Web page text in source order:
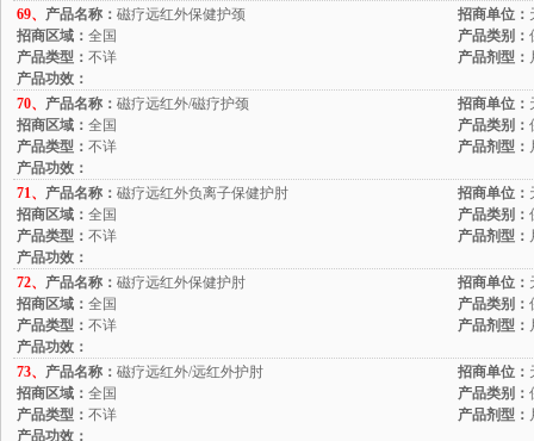
69、 产品名称： 磁疗远红外保健护颈 招商单位：
招商区域： 全国 产品类别：
产品类型： 不详 产品剂型：
产品功效：
70、 产品名称： 磁疗远红外/磁疗护颈 招商单位：
招商区域： 全国 产品类别：
产品类型： 不详 产品剂型：
产品功效：
71、 产品名称： 磁疗远红外负离子保健护肘 招商单位：
招商区域： 全国 产品类别：
产品类型： 不详 产品剂型：
产品功效：
72、 产品名称： 磁疗远红外保健护肘 招商单位：
招商区域： 全国 产品类别：
产品类型： 不详 产品剂型：
产品功效：
73、 产品名称： 磁疗远红外/远红外护肘 招商单位：
招商区域： 全国 产品类别：
产品类型： 不详 产品剂型：
产品功效：